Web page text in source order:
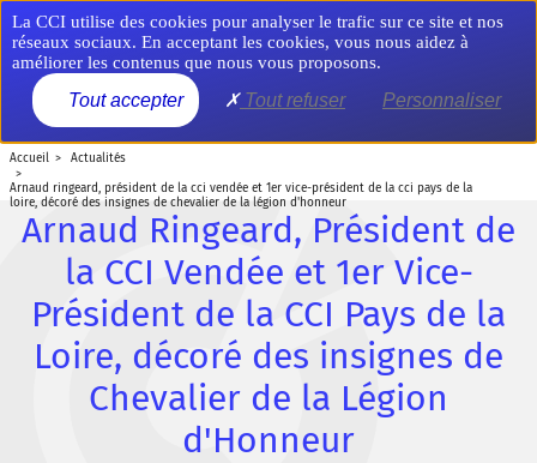
Aller
au
contenu
principal
MENU
accueil actualités
arnaud ringeard, président de la cci vendée et 1er vice-président de la cci pays de la
loire, décoré des insignes de chevalier de la légion d'honneur
Arnaud Ringeard, Président de
la CCI Vendée et 1er Vice-
Président de la CCI Pays de la
Loire, décoré des insignes de
Chevalier de la Légion
d'Honneur
Panneau de gestion des cookies
La CCI utilise des cookies pour analyser le trafic sur ce site et nos
réseaux sociaux. En acceptant les cookies, vous nous aidez à
améliorer les contenus que nous vous proposons.
Tout accepter Tout refuser Personnaliser